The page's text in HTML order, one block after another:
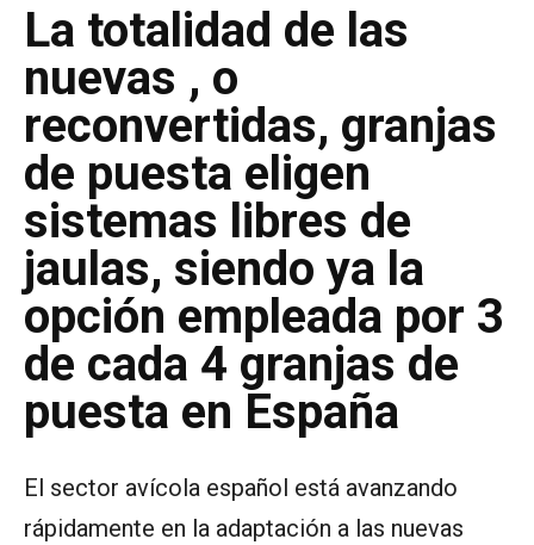
La totalidad de las
nuevas , o
reconvertidas, granjas
de puesta eligen
sistemas libres de
jaulas, siendo ya la
opción empleada por 3
de cada 4 granjas de
puesta en España
El sector avícola español está avanzando
rápidamente en la adaptación a las nuevas